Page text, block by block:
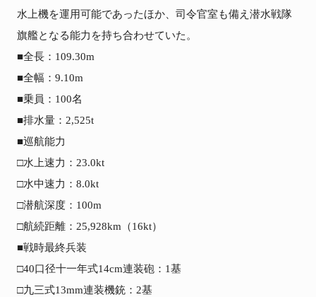
水上機を運用可能であったほか、司令官室も備え潜水戦隊
旗艦となる能力を持ち合わせていた。
■全長：109.30m
■全幅：9.10m
■乗員：100名
■排水量：2,525t
■巡航能力
□水上速力：23.0kt
□水中速力：8.0kt
□潜航深度：100m
□航続距離：25,928km（16kt）
■戦時最終兵装
□40口径十一年式14cm連装砲：1基
□九三式13mm連装機銃：2基